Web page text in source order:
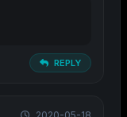
REPLY